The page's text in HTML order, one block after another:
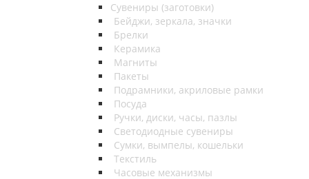
Сувениры (заготовки)
Бейджи, зеркала, значки
Брелки
Керамика
Магниты
Пакеты
Подрамники, акриловые рамки
Посуда
Ручки, диски, часы, пазлы
Светодиодные сувениры
Сумки, вымпелы, кошельки
Текстиль
Часовые механизмы